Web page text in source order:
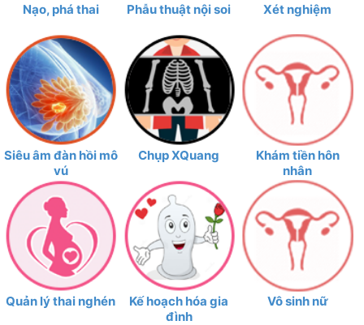
Nạo, phá thai Phẫu thuật nội soi Xét nghiệm
Siêu âm đàn hồi mô
vú
Chụp XQuang
Khám tiền hôn
nhân
Quản lý thai nghén
Kế hoạch hóa gia
đình
Vô sinh nữ